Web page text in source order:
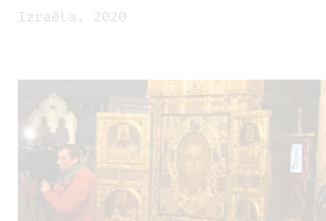
Izraēla, 2020